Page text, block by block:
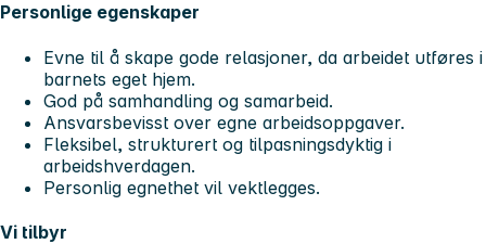
Personlige egenskaper
Evne til å skape gode relasjoner, da arbeidet utføres i
barnets eget hjem.
God på samhandling og samarbeid.
Ansvarsbevisst over egne arbeidsoppgaver.
Fleksibel, strukturert og tilpasningsdyktig i
arbeidshverdagen.
Personlig egnethet vil vektlegges.
Vi tilbyr